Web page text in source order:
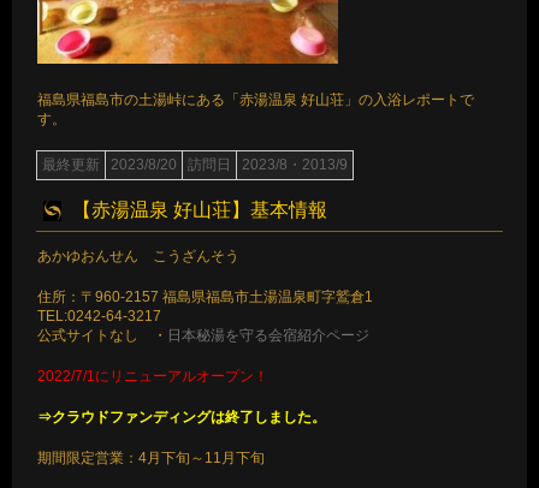
福島県福島市の土湯峠にある「赤湯温泉 好山荘」の入浴レポートで
す。
最終更新 2023/8/20 訪問日 2023/8・2013/9
【赤湯温泉 好山荘】基本情報
あかゆおんせん こうざんそう
住所：〒960-2157 福島県福島市土湯温泉町字鷲倉1
TEL:0242-64-3217
公式サイトなし ・ 日本秘湯を守る会宿紹介ページ
2022/7/1にリニューアルオープン！
⇒クラウドファンディングは終了しました。
期間限定営業：4月下旬～11月下旬